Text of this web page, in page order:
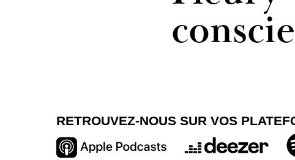
RETROUVEZ-NOUS SUR VOS